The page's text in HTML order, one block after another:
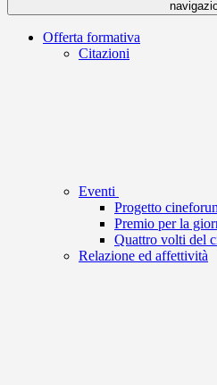
Offerta formativa
Citazioni
Eventi
Progetto
Premio per la
Quattro volti del
Relazione ed affettività